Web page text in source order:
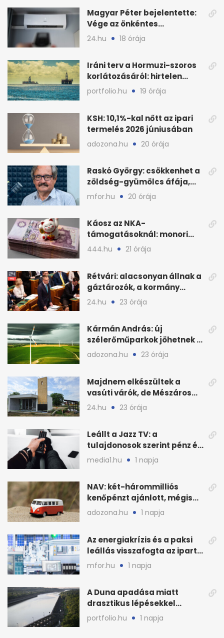
Magyar Péter bejelentette:
Vége az önkéntes
fogyasztáscsökkentésnek
24.hu 18 órája
Iráni terv a Hormuzi-szoros
korlátozásáról: hirtelen
megugrott az olajár
portfolio.hu 19 órája
KSH: 10,1%-kal nőtt az ipari
termelés 2026 júniusában
adozona.hu 20 órája
Raskó György: csökkenhet a
zöldség-gyümölcs áfája,
bajban a kukorica
mfor.hu 20 órája
Káosz az NKA-
támogatásoknál: monori
civilek elszámolásai és
444.hu 21 órája
Rétvári: alacsonyan állnak a
gáztározók, a kormány
válságról válságra jut
24.hu 23 órája
Kármán András: új
szélerőműparkok jöhetnek a
kormányülés döntése
adozona.hu 23 órája
Majdnem elkészültek a
vasúti várók, de Mészáros
bizalmasa leromboltatja
24.hu 23 órája
Leállt a Jazz TV: a
tulajdonosok szerint pénz és
szabályok döntöttek
media1.hu 1 napja
NAV: két-hárommilliós
kenőpénzt ajánlott, mégis
lefoglalták a hamis árut
adozona.hu 1 napja
Az energiakrízis és a paksi
leállás visszafogta az ipart,
nyáron kisebb a kár
mfor.hu 1 napja
A Duna apadása miatt
drasztikus lépésekkel
védenék a cernavodăi
atomerőművet
portfolio.hu 1 napja